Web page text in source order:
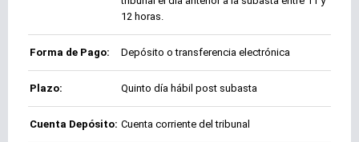
12 horas.
Forma de Pago: Depósito o transferencia electrónica
Plazo: Quinto día hábil post subasta
Cuenta Depósito: Cuenta corriente del tribunal